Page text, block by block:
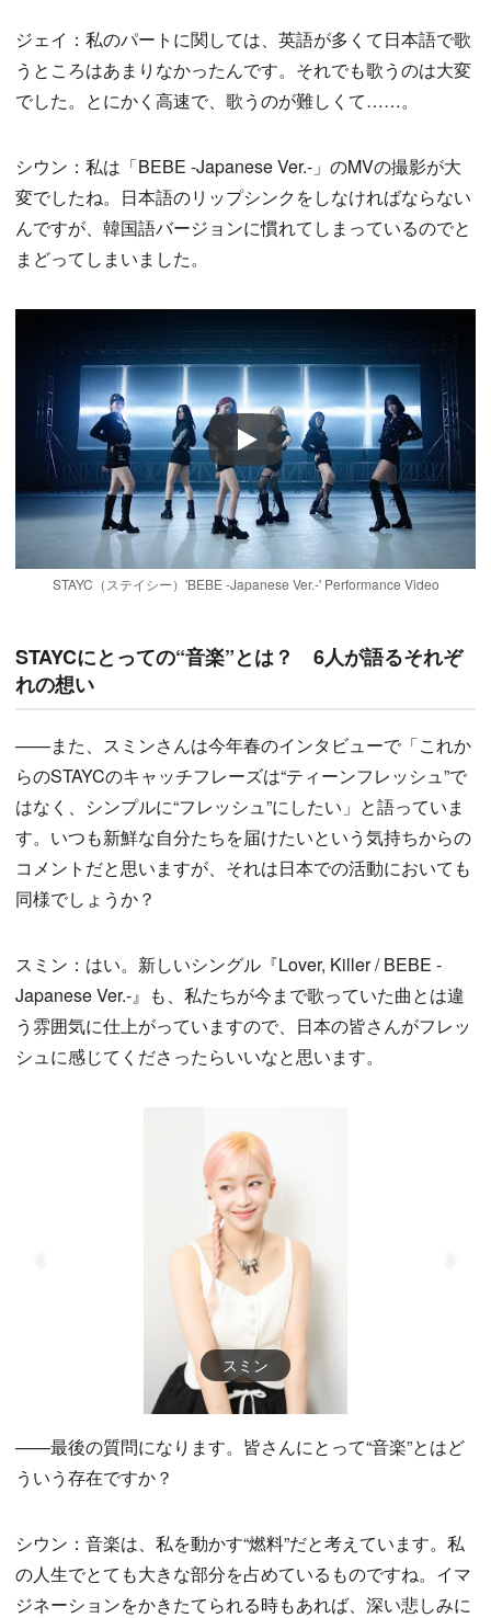
ジェイ：私のパートに関しては、英語が多くて日本語で歌
うところはあまりなかったんです。それでも歌うのは大変
でした。とにかく高速で、歌うのが難しくて……。
シウン：私は「BEBE -Japanese Ver.-」のMVの撮影が大
変でしたね。日本語のリップシンクをしなければならない
んですが、韓国語バージョンに慣れてしまっているのでと
まどってしまいました。
Play
STAYC（ステイシー）'BEBE -Japanese Ver.-' Performance Video
STAYCにとっての“音楽”とは？ 6人が語るそれぞ
れの想い
——また、スミンさんは今年春のインタビューで「これか
らのSTAYCのキャッチフレーズは“ティーンフレッシュ”で
はなく、シンプルに“フレッシュ”にしたい」と語っていま
す。いつも新鮮な自分たちを届けたいという気持ちからの
コメントだと思いますが、それは日本での活動においても
同様でしょうか？
スミン：はい。新しいシングル『Lover, Killer / BEBE -
Japanese Ver.-』も、私たちが今まで歌っていた曲とは違
う雰囲気に仕上がっていますので、日本の皆さんがフレッ
シュに感じてくださったらいいなと思います。
スミン
——最後の質問になります。皆さんにとって“音楽”とはど
ういう存在ですか？
シウン：音楽は、私を動かす“燃料”だと考えています。私
の人生でとても大きな部分を占めているものですね。イマ
ジネーションをかきたてられる時もあれば、深い悲しみに